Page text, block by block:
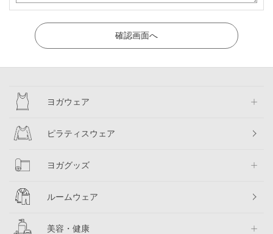
ヨガウェア
ピラティスウェア
ヨガグッズ
ルームウェア
美容・健康